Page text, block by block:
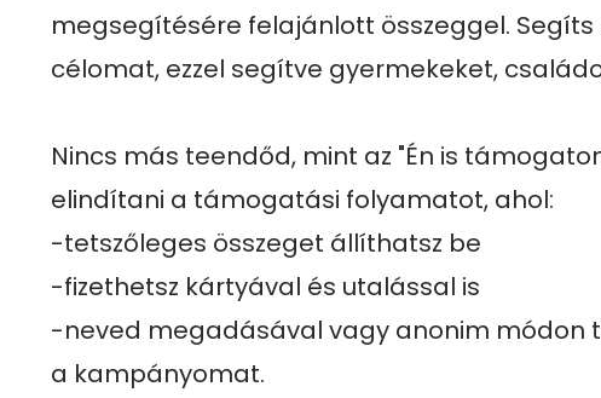
megsegítésére felajánlott összeggel. Segíts
célomat, ezzel segítve gyermekeket,
Nincs más teendőd, mint az "Én is
elindítani a támogatási folyamatot, ahol:
-tetszőleges összeget állíthatsz be
-fizethetsz kártyával és utalással is
-neved megadásával vagy anonim módon
a kampányomat.